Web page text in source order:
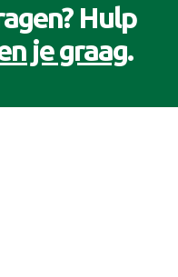
Hulp
je graag.